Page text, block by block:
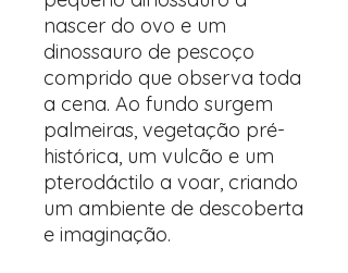
nascer do ovo e um
dinossauro de pescoço
comprido que observa toda
a cena. Ao fundo surgem
palmeiras, vegetação pré-
histórica, um vulcão e um
pterodáctilo a voar, criando
um ambiente de descoberta
e imaginação.